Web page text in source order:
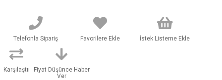
Telefonla Sipariş Favorilere Ekle İstek Listeme Ekle
Karşılaştır
Fiyat Düşünce Haber
Ver